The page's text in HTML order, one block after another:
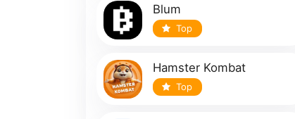
Blum
Top
Hamster Kombat
Top